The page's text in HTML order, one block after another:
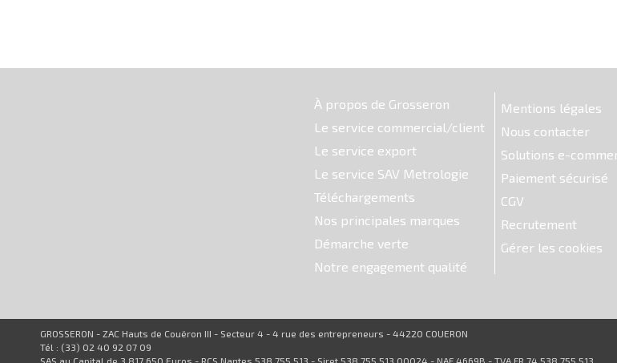
À propos de Grosseron
Le service commercial/client
Le service export
Le service SAV Metrologie
Téléchargements
Nos principales marques
Démarche verte
Notre engagement qualité
Mentions légales
Nous contacter
Solutions e-
Paiement sécurisé
CGV
Recrutement
Gérer les cookies
GROSSERON - ZAC Hauts de Couëron III - Secteur 4 - 4 rue des entrepreneurs - 44220 COUERON
Tél : (33) 02 40 92 07 09